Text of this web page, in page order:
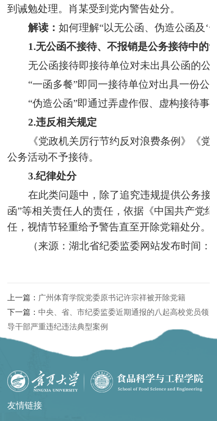
到诫勉处理。肖某受到党内警告处分。
解读： 如何理解“以无公函、伪造公函及‘
1.无公函不接待、不报销是公务接待中的“
无公函接待即接待单位对未出具公函的
“一函多餐”即同一接待单位对出具一份
“伪造公函”即通过弄虚作假、虚构接待
2.违反相关规定
《党政机关厉行节约反对浪费条例》《
公务活动不予接待。
3.纪律处分
在此类问题中，除了追究违规提供公务
函”等相关责任人的责任，依据《中国共产党
任，视情节轻重给予警告直至开除党籍处分。
（来源： 湖北省纪委监委网站发布时间：
上一篇： 广州体育学院党委原书记许宗祥被开除党籍
下一篇： 中央、省、市纪委监委近期通报的八起高校党员领
导干部严重违纪违法典型案例
友情链接